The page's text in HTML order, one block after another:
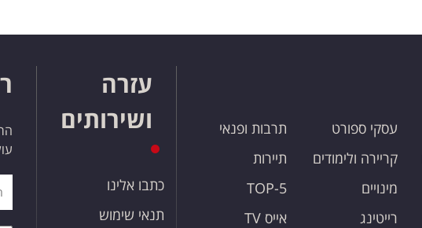
עסקי ספורט
קריירה ולימודים
מינויים
רייטינג
תרבות ופנאי
תיירות
TOP-5
אייס TV
עזרה
ושירותים
כתבו אלינו
תנאי שימוש